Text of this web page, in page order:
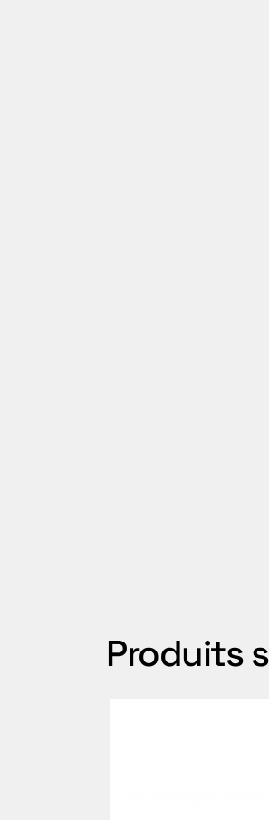
Produits